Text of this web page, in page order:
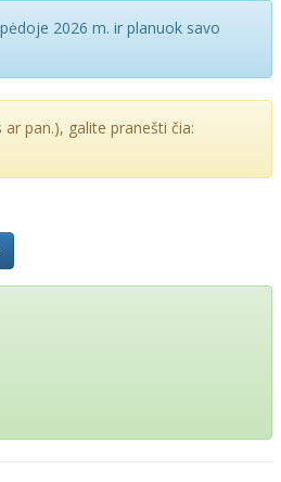
2026 m. ir planuok savo
pan.), galite pranešti čia: